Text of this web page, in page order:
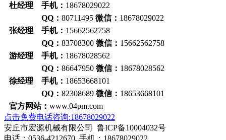
杜经理 手机： 18678029022
QQ： 80711495 微信： 18678029022
张经理 手机： 15662562758
QQ： 83708300 微信： 15662562758
游经理 手机： 18678028562
QQ： 86647950 微信： 18678028562
徐经理 手机： 18653668101
QQ： 82308689 微信： 18653668101
官方网站： www.04pm.com
点击免费电话咨询:18678029022
安丘市宏源机械有限公司 鲁ICP备10004032号